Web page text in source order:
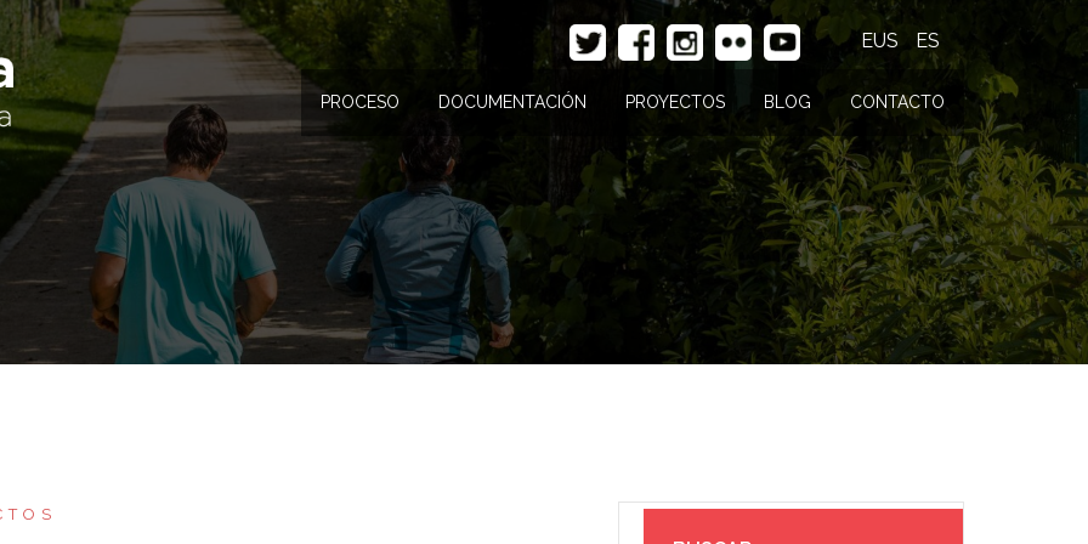
EUS ES
PROCESO DOCUMENTACIÓN PROYECTOS BLOG CONTACTO